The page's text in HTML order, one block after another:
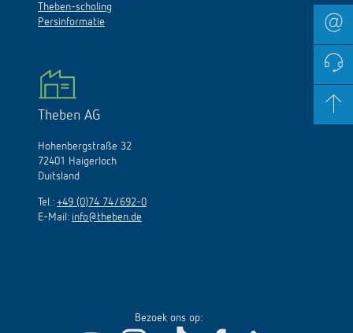
Theben-scholing
Persinformatie
Theben AG
Hohenbergstraße 32
72401 Haigerloch
Duitsland
Tel.: +49 (0)74 74/692-0
E-Mail: info@theben.de
Bezoek ons op: